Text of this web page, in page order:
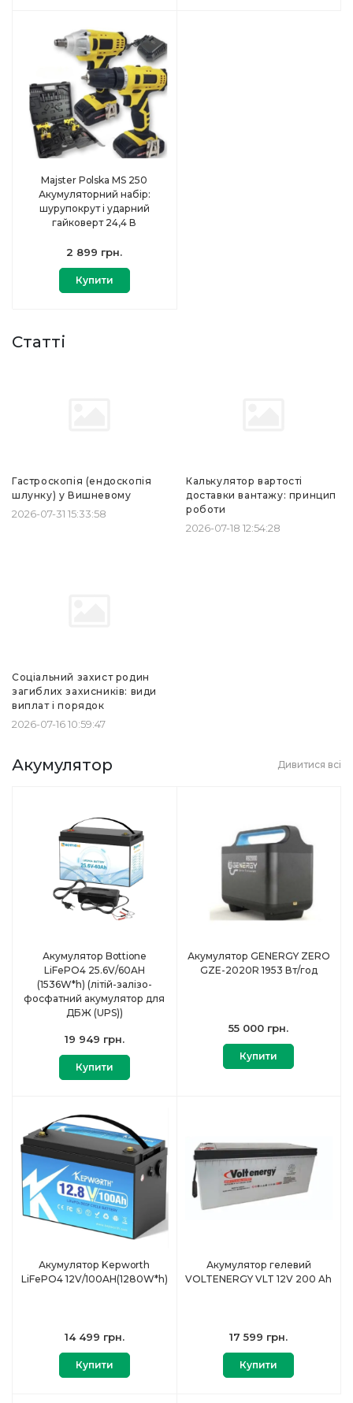
Majster Polska MS 250
Акумуляторний набір:
шурупокрут і ударний
гайковерт 24,4 В
2 899 грн.
Купити
Статті
Гастроскопія (ендоскопія
шлунку) у Вишневому
2026-07-31 15:33:58
Калькулятор вартості
доставки вантажу: принцип
роботи
2026-07-18 12:54:28
Соціальний захист родин
загиблих захисників: види
виплат і порядок
2026-07-16 10:59:47
Акумулятор Дивитися всі
Акумулятор Bottione
LiFePO4 25.6V/60AH
(1536W*h) (літій-залізо-
фосфатний акумулятор для
ДБЖ (UPS))
19 949 грн.
Купити
Акумулятор GENERGY ZERO
GZE-2020R 1953 Вт/год
55 000 грн.
Купити
Акумулятор Kepworth
LiFePO4 12V/100AH(1280W*h)
14 499 грн.
Купити
Акумулятор гелевий
VOLTENERGY VLT 12V 200 Ah
17 599 грн.
Купити